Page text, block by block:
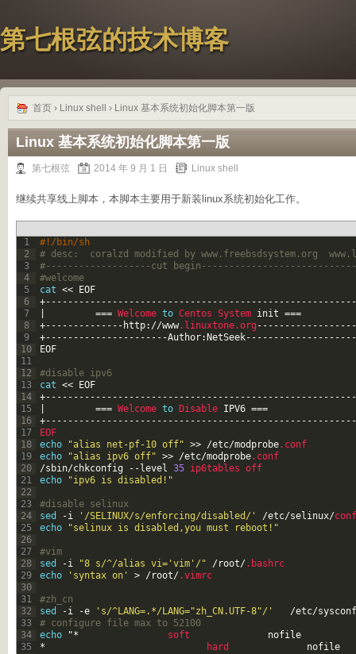
第七根弦的技术博客
首页 › Linux shell › Linux 基本系统初始化脚本第一版
Linux 基本系统初始化脚本第一版
第七根弦 2014 年 9 月 1 日 Linux shell
继续共享线上脚本，本脚本主要用于新装linux系统初始化工作。
1
2
3
4
5
6
7
8
9
10
11
12
13
14
15
16
17
18
19
20
21
22
23
24
25
26
27
28
29
30
31
32
33
34
35
#!/bin/sh
# desc:  coralzd modified by www.freebsdsystem.org
#-------------------cut
#welcome
cat <<
EOF
+-- -- -- -- -- -- -- -- -- -- -- -- -- -- -- -- -- -- -- -- -- -- -- -- -- -- -- --
=== Welcome to Centos System init ===
+-- -- -- -- -- -- -- http: //www.linuxtone.org -- -- -- -- -- -- -- -- --
+-- -- -- -- -- -- -- -- -- -- --Author: NetSeek-- -- -- -- -- -- -- -- -- --
EOF
#disable ipv6
cat <<
EOF
+-- -- -- -- -- -- -- -- -- -- -- -- -- -- -- -- -- -- -- -- -- -- -- -- -- -- -- --
=== Welcome to Disable IPV6 ===
+-- -- -- -- -- -- -- -- -- -- -- -- -- -- -- -- -- -- -- -- -- -- -- -- -- -- -- --
EOF
echo
"alias net-pf-10 off" >> /etc/modprobe.conf
echo
"alias ipv6 off" >> /etc/modprobe.conf
/sbin/chkconfig -- level 35 ip6tables off
echo
"ipv6 is disabled!"
#disable selinux
sed
-i '/SELINUX/s/enforcing/disabled/' /etc/selinux/
echo
"selinux is disabled,you must reboot!"
#vim
sed
-i "8 s/^/alias vi='vim'/" /root/.bashrc
echo
'syntax on' > /root/.vimrc
#zh_cn
sed
-i -e 's/^LANG=.*/LANG="zh_CN.UTF-8"/' /etc/
# configure file max to 52100
echo
"* soft nofile
*
hard nofile